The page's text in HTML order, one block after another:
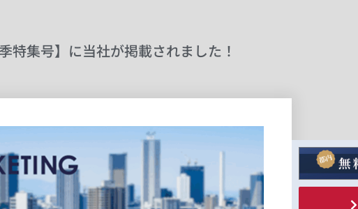
特集号】に当社が掲載されました！